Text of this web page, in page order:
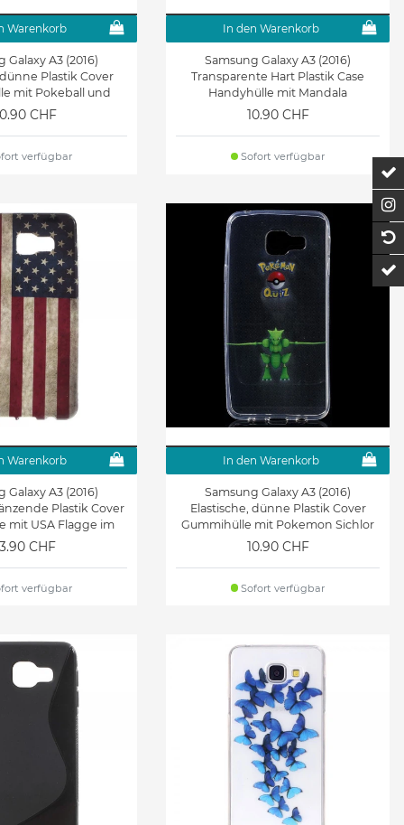
Warenkorb
Galaxy A3 (2016)
Plastik Cover
mit Pokeball und
Pickachu
CHF
verfügbar
In den Warenkorb
Samsung Galaxy A3 (2016)
Transparente Hart Plastik Case
Handyhülle mit Mandala
10.90 CHF
Sofort verfügbar
Warenkorb
Galaxy A3 (2016)
Plastik Cover
mit USA Flagge im
CHF
verfügbar
In den Warenkorb
Samsung Galaxy A3 (2016)
Elastische, dünne Plastik Cover
Gummihülle mit Pokemon Sichlor
10.90 CHF
Sofort verfügbar